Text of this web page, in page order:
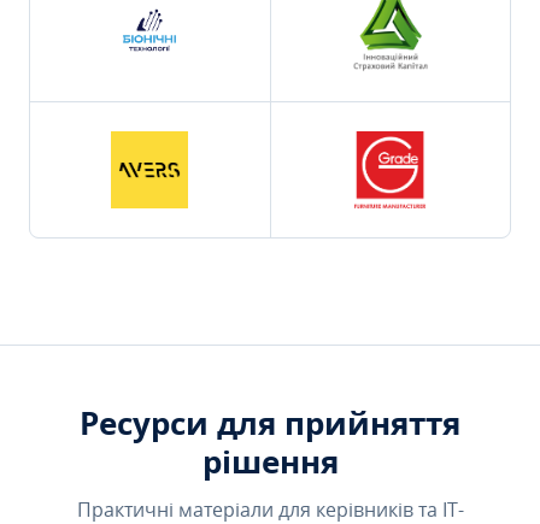
Ресурси для прийняття
рішення
Практичні матеріали для керівників та IT-